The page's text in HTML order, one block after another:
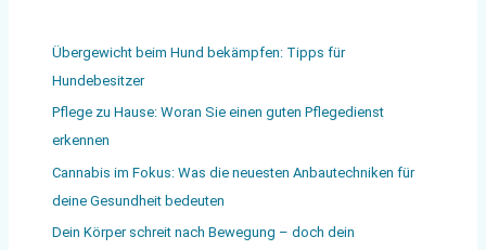
Übergewicht beim Hund bekämpfen: Tipps für
Hundebesitzer
Pflege zu Hause: Woran Sie einen guten Pflegedienst
erkennen
Cannabis im Fokus: Was die neuesten Anbautechniken für
deine Gesundheit bedeuten
Dein Körper schreit nach Bewegung – doch dein